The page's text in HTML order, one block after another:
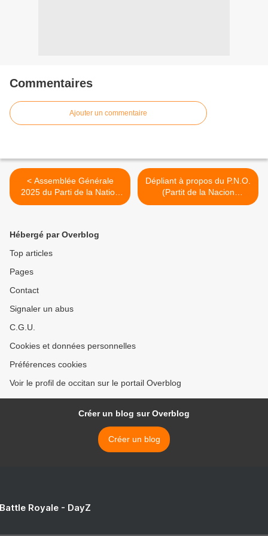
Commentaires
Ajouter un commentaire
< Assemblée Générale
2025 du Parti de la Nation
Occitane
Dépliant à propos du P.N.O.
(Partit de la Nacion
Occitana) >
Hébergé par Overblog
Top articles
Pages
Contact
Signaler un abus
C.G.U.
Cookies et données personnelles
Préférences cookies
Voir le profil de occitan sur le portail Overblog
Créer un blog sur Overblog
Créer un blog
Royale - DayZ